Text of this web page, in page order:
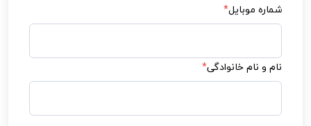
شماره موبایل*
نام و نام خانوادگی*